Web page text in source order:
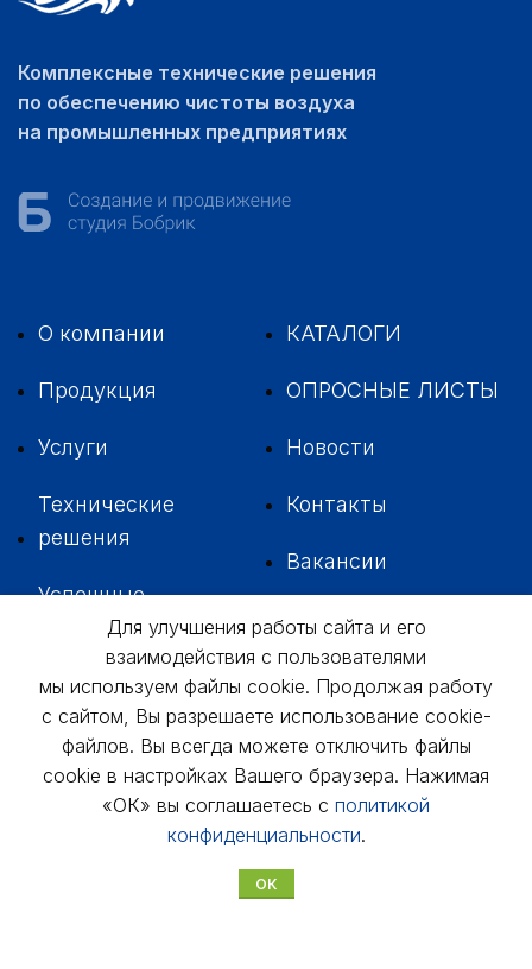
Комплексные технические решения
по обеспечению чистоты воздуха
на промышленных предприятиях
О компании
Продукция
Услуги
Технические
решения
Успешные
внедрения
КАТАЛОГИ
ОПРОСНЫЕ ЛИСТЫ
Новости
Контакты
Вакансии
+7 342229-37-35
614046, г. Пермь, ул. 3-я Водопроводная, д. 5А, оф. № 311,
Для улучшения работы сайта и его
взаимодействия с пользователями
мы используем файлы cookie. Продолжая работу
с сайтом, Вы разрешаете использование cookie-
файлов. Вы всегда можете отключить файлы
cookie в настройках Вашего браузера. Нажимая
«ОК» вы соглашаетесь с политикой
конфиденциальности.
ОК